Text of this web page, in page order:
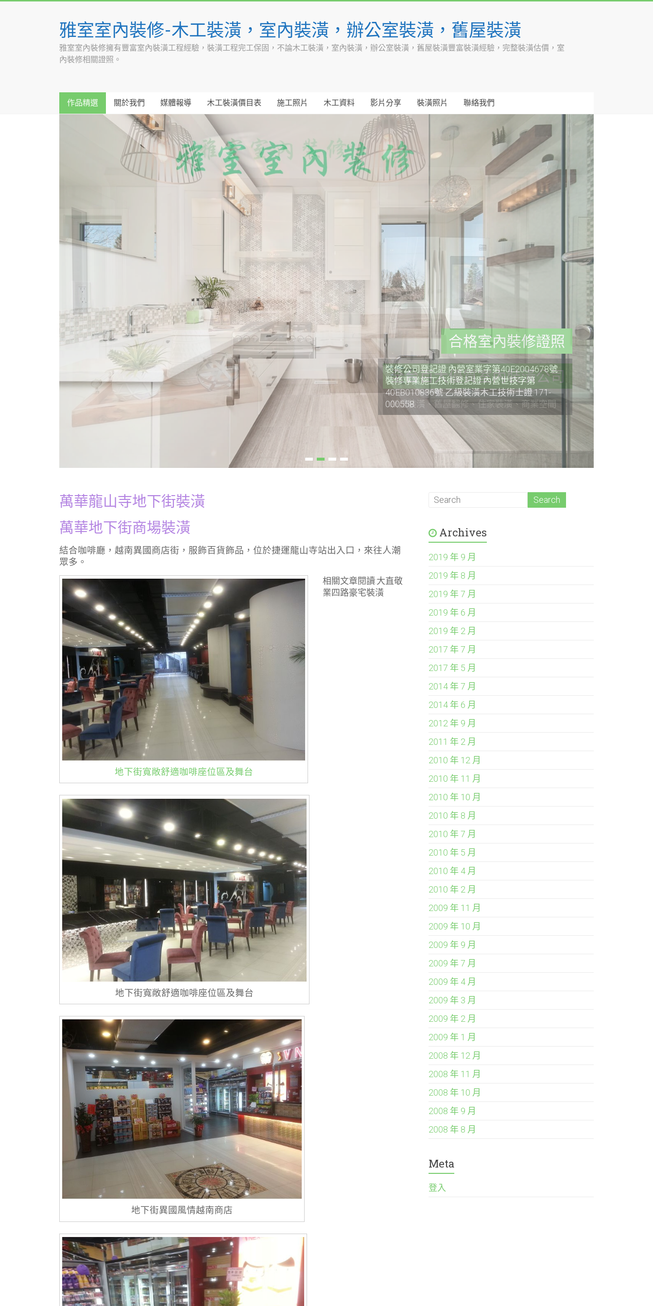
雅室室內裝修-木工裝潢，室內裝潢，辦公室裝潢，舊屋裝潢
雅室室內裝修擁有豐富室內裝潢工程經驗，裝潢工程完工保固，不論木工裝潢，室內裝潢，辦公室裝潢，舊屋裝潢豐富裝潢經驗，完整裝潢估價，室
內裝修相關證照。
作品精選 關於我們 媒體報導 木工裝潢價目表 施工照片 木工資料 影片分享 裝潢照片 聯絡我們
合格室內裝修證照
裝修公司登記證:內營室業字第40E2004678號
裝修專業施工技術登記證:內營世技字第
40EB010836號 乙級裝潢木工技術士證:171-
000558
萬華龍山寺地下街裝潢
萬華地下街商場裝潢
結合咖啡廳，越南異國商店街，服飾百貨飾品，位於捷運龍山寺站出入口，來往人潮
眾多。
地下街寬敞舒適咖啡座位區及舞台
地下街寬敞舒適咖啡座位區及舞台
地下街異國風情越南商店
相關文章閱讀:大直敬
業四路豪宅裝潢
Archives
2019 年 9 月
2019 年 8 月
2019 年 7 月
2019 年 6 月
2019 年 2 月
2017 年 7 月
2017 年 5 月
2014 年 7 月
2014 年 6 月
2012 年 9 月
2011 年 2 月
2010 年 12 月
2010 年 11 月
2010 年 10 月
2010 年 8 月
2010 年 7 月
2010 年 5 月
2010 年 4 月
2010 年 2 月
2009 年 11 月
2009 年 10 月
2009 年 9 月
2009 年 7 月
2009 年 4 月
2009 年 3 月
2009 年 2 月
2009 年 1 月
2008 年 12 月
2008 年 11 月
2008 年 10 月
2008 年 9 月
2008 年 8 月
Meta
登入